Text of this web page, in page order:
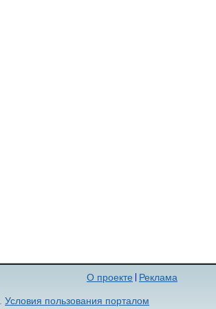
Реклама
О проекте
Условия пользования порталом